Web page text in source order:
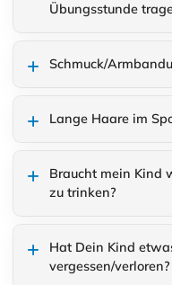
Übungsstunde
Schmuck/
Lange Haare im
Braucht mein Kind
zu trinken?
Hat Dein Kind
vergessen/verloren?